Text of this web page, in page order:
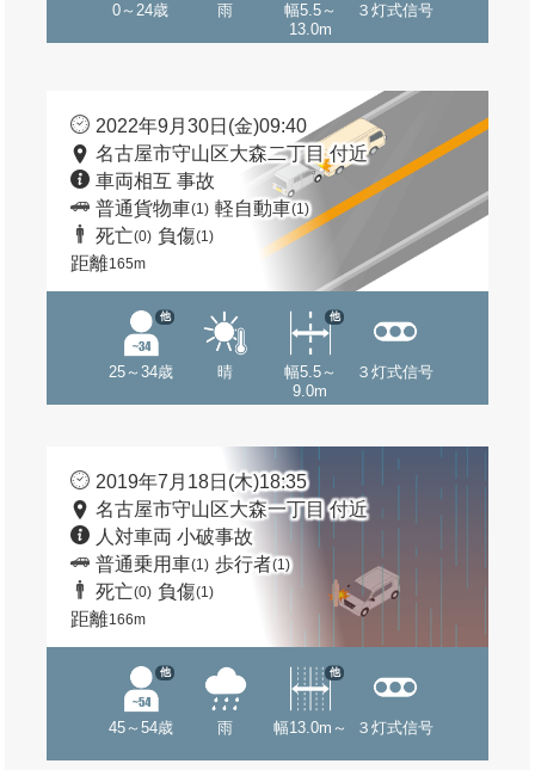
0～24歳 雨
幅5.5～
13.0m
３灯式信号
2022年9月30日(金)09:40
名古屋市守山区大森二丁目 付近
車両相互 事故
普通貨物車(1) 軽自動車(1)
死亡(0) 負傷(1)
距離165m
25～34歳
他
晴
幅5.5～
9.0m
他
３灯式信号
2019年7月18日(木)18:35
名古屋市守山区大森一丁目 付近
人対車両 小破事故
普通乗用車(1) 歩行者(1)
死亡(0) 負傷(1)
距離166m
45～54歳
他
雨 幅13.0m～
他
３灯式信号